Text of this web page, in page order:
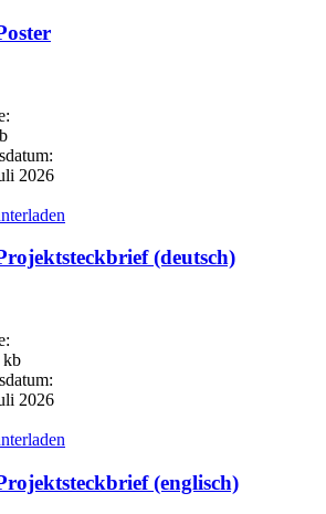
2026
(deutsch)
kb
2026
(englisch)